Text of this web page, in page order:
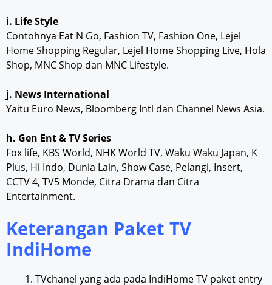
i. Life Style
Contohnya Eat N Go, Fashion TV, Fashion One, Lejel
Home Shopping Regular, Lejel Home Shopping Live, Hola
Shop, MNC Shop dan MNC Lifestyle.
j. News International
Yaitu Euro News, Bloomberg Intl dan Channel News Asia.
h. Gen Ent & TV Series
Fox life, KBS World, NHK World TV, Waku Waku Japan, K
Plus, Hi Indo, Dunia Lain, Show Case, Pelangi, Insert,
CCTV 4, TV5 Monde, Citra Drama dan Citra
Entertainment.
Keterangan Paket TV
IndiHome
TVchanel yang ada pada IndiHome TV paket entry